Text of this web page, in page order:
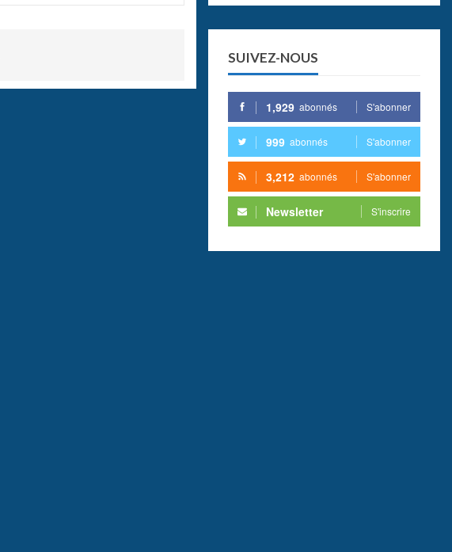
SUIVEZ-NOUS
1,929 abonnés S'abonner
999 abonnés S'abonner
3,212 abonnés S'abonner
Newsletter S'inscrire